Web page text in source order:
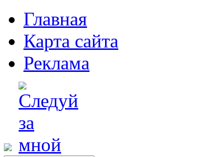
Главная
Карта сайта
Реклама